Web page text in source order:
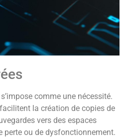
comme une nécessité.
la création de copies de
vers des espaces
perte ou de dysfonctionnement.